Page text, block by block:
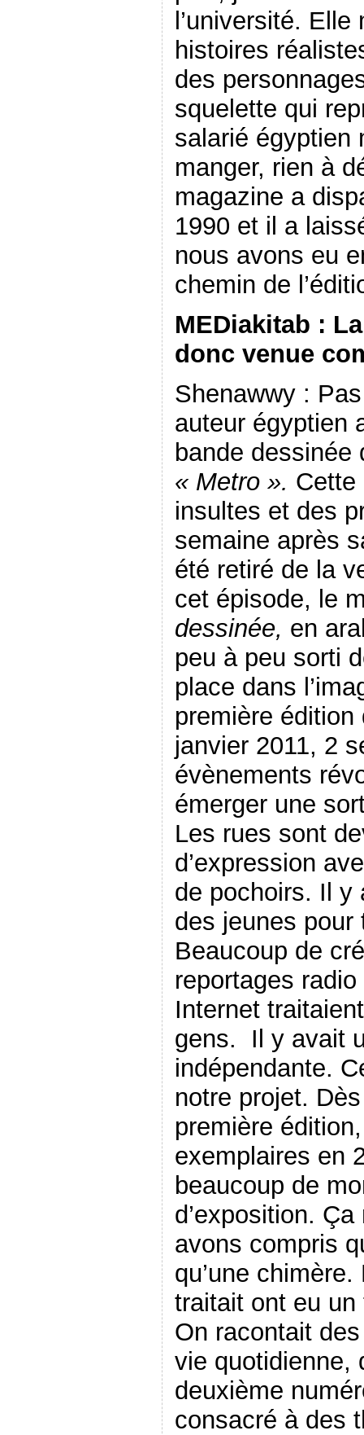
l’université.
histoires
des
squelette qui
salarié égyptien
manger, rien à
magazine a
1990 et il a
nous avons eu
chemin de
MEDiakitab :
donc venue
Shenawwy :
auteur égyptien
bande
« Metro ». Cette
insultes et des
semaine après
été retiré de la
cet épisode, le
dessinée, en
peu à peu sorti
place dans
première
janvier 2011, 2
évènements
émerger une
Les rues sont
d’expression
de pochoirs. Il y
des jeunes
Beaucoup de
reportages
Internet
gens. Il y avait
indépendante.
notre projet.
première
exemplaires en
beaucoup de
d’exposition.
avons compris
qu’une
traitait ont eu
On racontait
vie quotidienne,
deuxième
consacré à des